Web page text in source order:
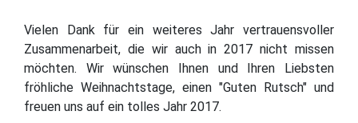
Vielen Dank für ein weiteres Jahr vertrauensvoller
Zusammenarbeit, die wir auch in 2017 nicht missen
möchten. Wir wünschen Ihnen und Ihren Liebsten
fröhliche Weihnachtstage, einen "Guten Rutsch" und
freuen uns auf ein tolles Jahr 2017.